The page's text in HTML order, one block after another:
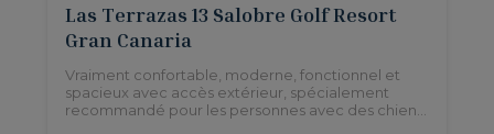
Las Terrazas 13 Salobre Golf Resort
Gran Canaria
Vraiment confortable, moderne, fonctionnel et
spacieux avec accès extérieur, spécialement
recommandé pour les personnes avec des chiens